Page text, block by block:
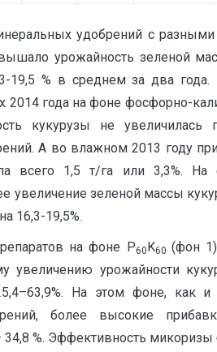
удобрений с разными
урожайность зеленой
19,5 % в среднем за два
2014 года на фоне фосфорно-
кукурузы не
А во влажном 2013 году
всего 1,5 т/га или 3,3%. На
увеличение зеленой массы
16,3-19,5%.
на фоне P60K60 (фон
увеличению урожайности
На этом фоне, как и
более высокие
34,8 %. Эффективность